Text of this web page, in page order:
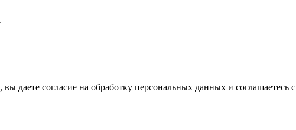
, вы даете согласие на обработку персональных данных и соглашаетесь с